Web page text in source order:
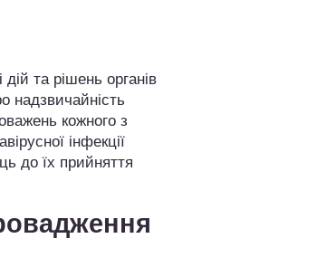
та рішень органів
надзвичайність
кожного з
інфекції
до їх прийняття